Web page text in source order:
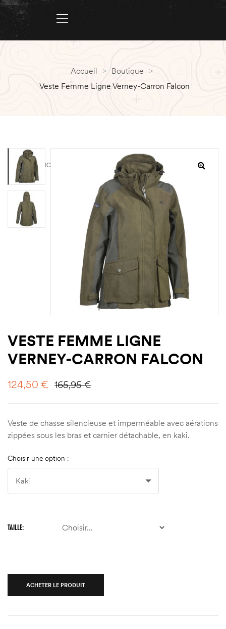
Accueil > Boutique >
Veste Femme Ligne Verney-Carron Falcon
PROMO
VESTE FEMME LIGNE
VERNEY-CARRON FALCON
165,95€
124,50 €
Veste de chasse silencieuse et imperméable avec aérations
zippées sous les bras et carnier détachable, en kaki.
Choisir une option :
TAILLE
ACHETER LE PRODUIT